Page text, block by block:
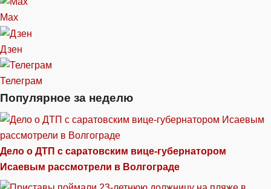
Max
Дзен
Телеграм
Популярное за неделю
Дело о ДТП с саратовским вице-губернатором
Исаевым рассмотрели в Волгограде